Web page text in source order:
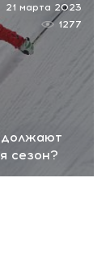
сезон?
21 марта 2023
1277